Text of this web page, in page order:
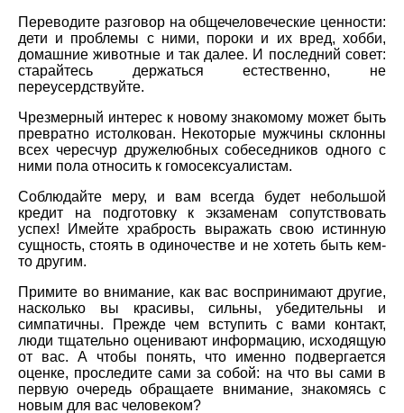
Переводите разговор на общечеловеческие ценности:
дети и проблемы с ними, пороки и их вред, хобби,
домашние животные и так далее. И последний совет:
старайтесь держаться естественно, не
переусердствуйте.
Чрезмерный интерес к новому знакомому может быть
превратно истолкован. Некоторые мужчины склонны
всех чересчур дружелюбных собеседников одного с
ними пола относить к гомосексуалистам.
Соблюдайте меру, и вам всегда будет небольшой
кредит на подготовку к экзаменам сопутствовать
успех! Имейте храбрость выражать свою истинную
сущность, стоять в одиночестве и не хотеть быть кем-
то другим.
Примите во внимание, как вас воспринимают другие,
насколько вы красивы, сильны, убедительны и
симпатичны. Прежде чем вступить с вами контакт,
люди тщательно оценивают информацию, исходящую
от вас. А чтобы понять, что именно подвергается
оценке, проследите сами за собой: на что вы сами в
первую очередь обращаете внимание, знакомясь с
новым для вас человеком?